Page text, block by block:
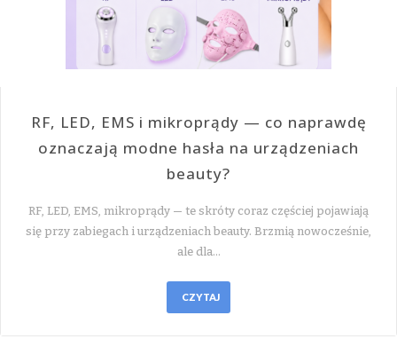
RF, LED, EMS i mikroprądy — co naprawdę
oznaczają modne hasła na urządzeniach
beauty?
RF, LED, EMS, mikroprądy — te skróty coraz częściej pojawiają
się przy zabiegach i urządzeniach beauty. Brzmią nowocześnie,
ale dla…
CZYTAJ